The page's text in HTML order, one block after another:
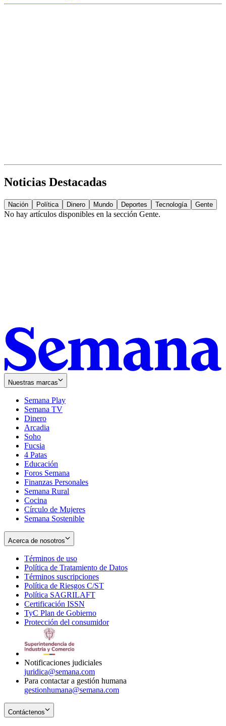
Noticias Destacadas
Nación Política Dinero Mundo Deportes Tecnología Gente
No hay artículos disponibles en la sección Gente.
Nuestras marcas
Semana Play
Semana TV
Dinero
Arcadia
Soho
in
new
window
Fucsia
in
new
window
4 Patas
Educación
Foros Semana
Finanzas Personales
Semana Rural
Cocina
Círculo de Mujeres
Semana Sostenible
Acerca de nosotros
Términos de uso
in
new
window
Política de Tratamiento de Datos
Términos suscripciones
in
Política de Riesgos C/ST
Política SAGRILAFT
new
window
Certificación ISSN
in
new
TyC Plan de Gobierno
in
Protección del consumidorOpens
Notificaciones judiciales
juridica@semana.com
Para contactar a gestión humana
gestionhumana@semana.com
Contáctenos